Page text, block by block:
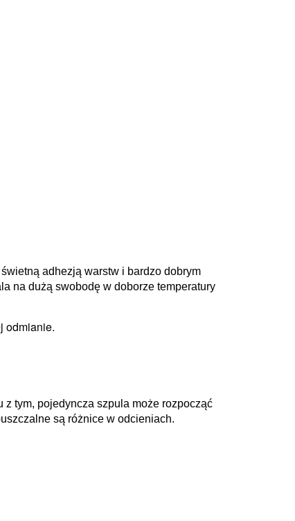
adhezją warstw i bardzo dobrym
na dużą swobodę w doborze temperatury
odmianie.
z tym, pojedyncza szpula może rozpocząć
są różnice w odcieniach.